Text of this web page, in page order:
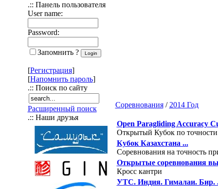
.:: Панель пользователя
User name:
Password:
Запомнить ?
[Регистрация]
[Напомнить пароль]
.:: Поиск по сайту
Расширенный поиск
.:: Наши друзья
Соревнования/ 2014 Год
Open Paragliding Accuracy
Открытый Кубок по
Кубок Казахстана ...
Соревнования на точность
Открытые соревнования
Кросс кантри
УТС. Индия. Гималаи. Бир.